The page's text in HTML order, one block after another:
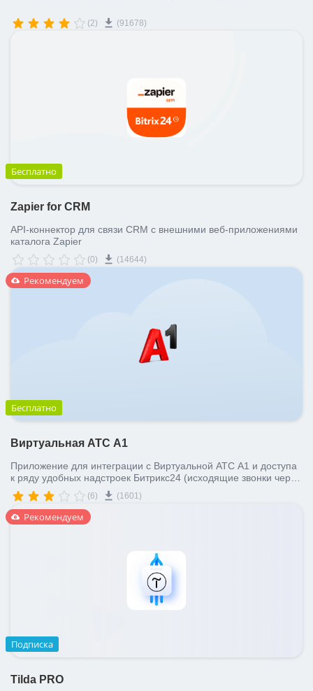
(2) (91678)
Бесплатно
Zapier for CRM
API-коннектор для связи CRM с внешними веб-приложениями
каталога Zapier
(0) (14644)
Рекомендуем
Бесплатно
Виртуальная АТС А1
Приложение для интеграции с Виртуальной АТС А1 и доступа
к ряду удобных надстроек Битрикс24 (исходящие звонки через
АТС, уведомления о входящих звонках и пр.)
(6) (1601)
Рекомендуем
Подписка
Tilda PRO